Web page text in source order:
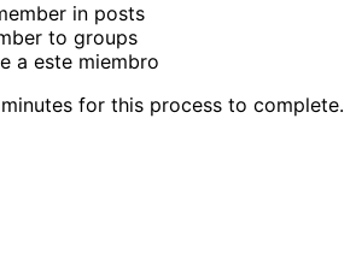
in posts
to groups
a este miembro
for this process to complete.